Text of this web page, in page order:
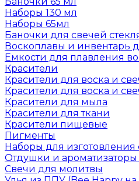
Наборы 130 мл
Наборы 65мл
Баночки для свечей
Воскоплавы и инвентарь
Емкости для плавления
Красители
Красители для воска и
Красители для воска и
Красители для мыла
Красители для ткани
Красители пищевые
Пигменты
Наборы для изготовления
Отдушки и
Свечи для молитвы